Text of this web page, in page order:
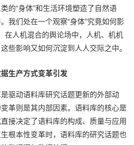
的“身体”和生活环境塑造了自然语
我们处在一个观察“身体”究竟如何影
在人机混合的舆论场中，人机、机机
些影响又如何沉淀到人人交际之中。
生产方式变革引发
驱动语料库研究话题更新的外部动
革则是其内部因素。语料库的核心是
接决定了语料库的构成、质量与应用
根本性变革时，语料库的研究话题也